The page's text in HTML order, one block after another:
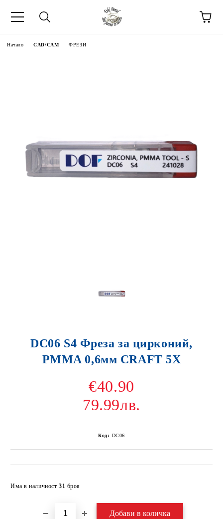
Начало CAD/CAM ФРЕЗИ
DC06 S4 Фреза за цирконий,
PMMA 0,6мм CRAFT 5X
€40.90
79.99лв.
Код: DC06
Има в наличност 31 броя